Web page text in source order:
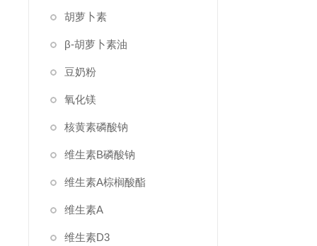
胡萝卜素
β-胡萝卜素油
豆奶粉
氧化镁
核黄素磷酸钠
维生素B磷酸钠
维生素A棕榈酸酯
维生素A
维生素D3